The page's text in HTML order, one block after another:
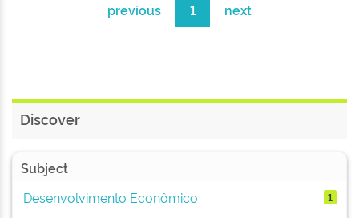
previous 1 next
Discover
Subject
Desenvolvimento Econômico
1